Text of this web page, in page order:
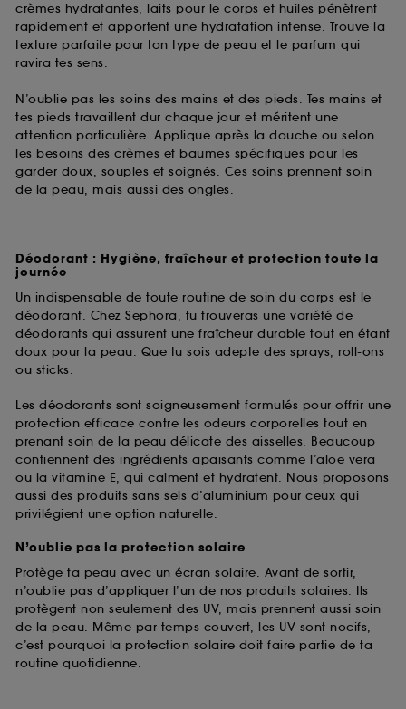
crèmes hydratantes, laits pour le corps et huiles pénètrent
rapidement et apportent une hydratation intense. Trouve la
texture parfaite pour ton type de peau et le parfum qui
ravira tes sens.
N’oublie pas les soins des mains et des pieds. Tes mains et
tes pieds travaillent dur chaque jour et méritent une
attention particulière. Applique après la douche ou selon
les besoins des crèmes et baumes spécifiques pour les
garder doux, souples et soignés. Ces soins prennent soin
de la peau, mais aussi des ongles.
Déodorant : Hygiène, fraîcheur et protection toute la
journée
Un indispensable de toute routine de soin du corps est le
déodorant. Chez Sephora, tu trouveras une variété de
déodorants qui assurent une fraîcheur durable tout en étant
doux pour la peau. Que tu sois adepte des sprays, roll-ons
ou sticks.
Les déodorants sont soigneusement formulés pour offrir une
protection efficace contre les odeurs corporelles tout en
prenant soin de la peau délicate des aisselles. Beaucoup
contiennent des ingrédients apaisants comme l’aloe vera
ou la vitamine E, qui calment et hydratent. Nous proposons
aussi des produits sans sels d’aluminium pour ceux qui
privilégient une option naturelle.
N’oublie pas la protection solaire
Protège ta peau avec un écran solaire. Avant de sortir,
n’oublie pas d’appliquer l’un de nos produits solaires. Ils
protègent non seulement des UV, mais prennent aussi soin
de la peau. Même par temps couvert, les UV sont nocifs,
c’est pourquoi la protection solaire doit faire partie de ta
routine quotidienne.